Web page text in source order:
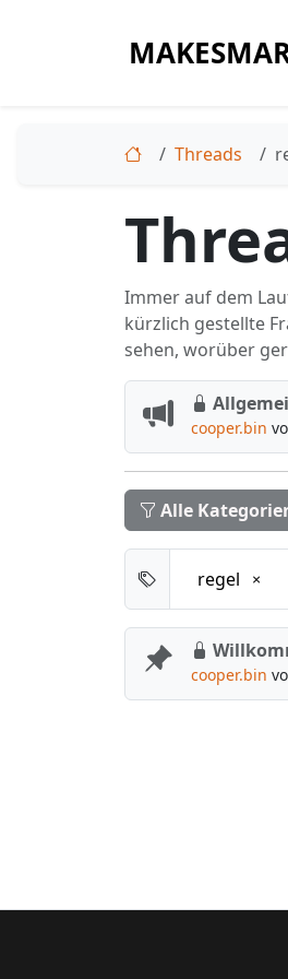
Threads
Immer auf dem
kürzlich gestellte
sehen, worüber
cooper.bin
Alle
regel
cooper.bin